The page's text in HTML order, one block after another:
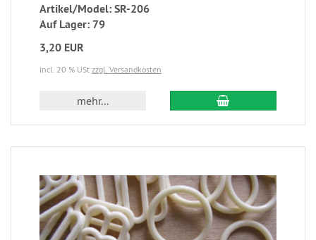
Artikel/Model: SR-206
Auf Lager: 79
3,20 EUR
incl. 20 % USt zzgl. Versandkosten
mehr...